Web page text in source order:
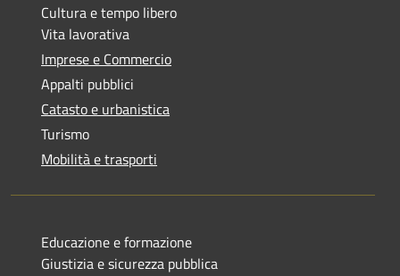
Cultura e tempo libero
Vita lavorativa
Imprese e Commercio
Appalti pubblici
Catasto e urbanistica
Turismo
Mobilità e trasporti
Educazione e formazione
Giustizia e sicurezza pubblica